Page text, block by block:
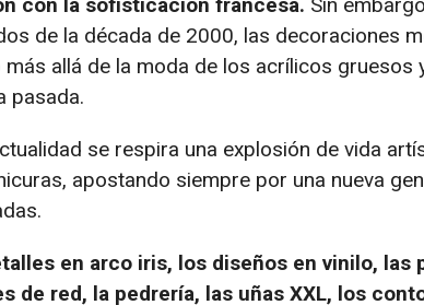
de la década de 2000, las decoraciones
más allá de la moda de los acrílicos gruesos
pasada.
se respira una explosión de vida
apostando siempre por una nueva
en arco iris, los diseños en vinilo, las
de red, la pedrería, las uñas XXL, los